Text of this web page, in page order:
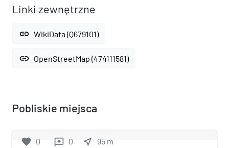
Linki zewnętrzne
link WikiData (Q679101)
link OpenStreetMap (474111581)
Pobliskie miejsca
favorite 0 reviews 0 near_me 95 m